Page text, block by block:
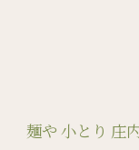
麺や 小とり 庄